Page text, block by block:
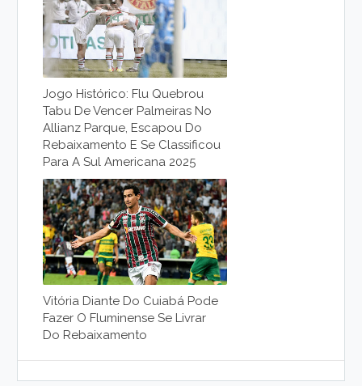
Jogo Histórico: Flu Quebrou
Tabu De Vencer Palmeiras No
Allianz Parque, Escapou Do
Rebaixamento E Se Classificou
Para A Sul Americana 2025
Vitória Diante Do Cuiabá Pode
Fazer O Fluminense Se Livrar
Do Rebaixamento